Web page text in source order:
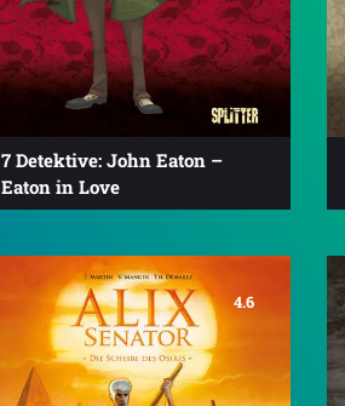
7 Detektive: John Eaton –
Eaton in Love
4.6